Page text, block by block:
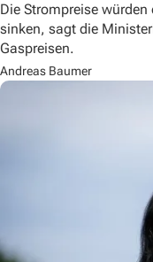
Die Strompreise
sinken, sagt die
Gaspreisen.
Andreas Baumer